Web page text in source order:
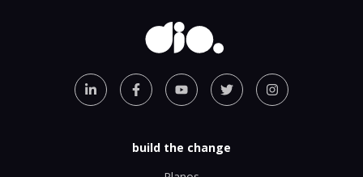
build the change